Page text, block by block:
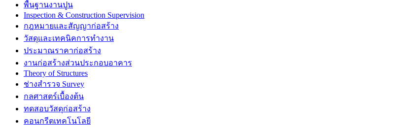
พื้นฐานงานปูน
Inspection & Construction Supervision
กฎหมายและสัญญาก่อสร้าง
วัสดุและเทคนิคการทำงาน
ประมาณราคาก่อสร้าง
งานก่อสร้างส่วนประกอบอาคาร
Theory of Structures
ช่างสำรวจ Survey
กลศาสตร์เบื้องต้น
ทดสอบวัสดุก่อสร้าง
คอนกรีตเทคโนโลยี